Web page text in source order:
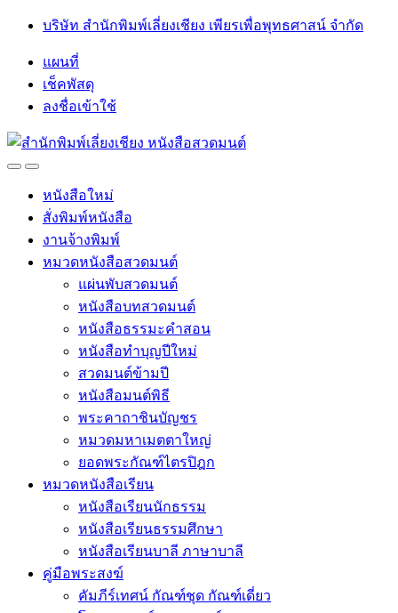
Skip
navigation
Skip
บริษัท สำนักพิมพ์เลี่ยงเชียง เพียรเพื่อพุทธศาสน์ จำกัด
แผนที่
เช็คพัสดุ
ลงชื่อเข้าใช้
OpenClose
หนังสือใหม่
สั่งพิมพ์หนังสือ
งานจ้างพิมพ์
หมวดหนังสือสวดมนต์
แผ่นพับสวดมนต์
หนังสือบทสวดมนต์
หนังสือธรรมะคำสอน
หนังสือทำบุญปีใหม่
สวดมนต์ข้ามปี
หนังสือมนต์พิธี
พระคาถาชินบัญชร
หมวดมหาเมตตาใหญ่
ยอดพระกัณฑ์ไตรปิฎก
หมวดหนังสือเรียน
หนังสือเรียนนักธรรม
หนังสือเรียนธรรมศึกษา
หนังสือเรียนบาลี ภาษาบาลี
คู่มือพระสงฆ์
คัมภีร์เทศน์ กัณฑ์ชุด กัณฑ์เดี่ยว